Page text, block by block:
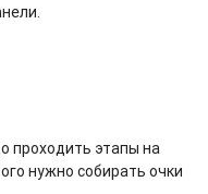
проходить этапы на
нужно собирать очки